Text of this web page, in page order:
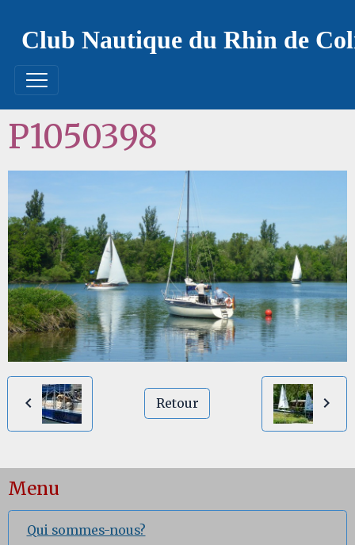
Club Nautique du Rhin de
P1050398
Retour
Menu
Qui sommes-nous?